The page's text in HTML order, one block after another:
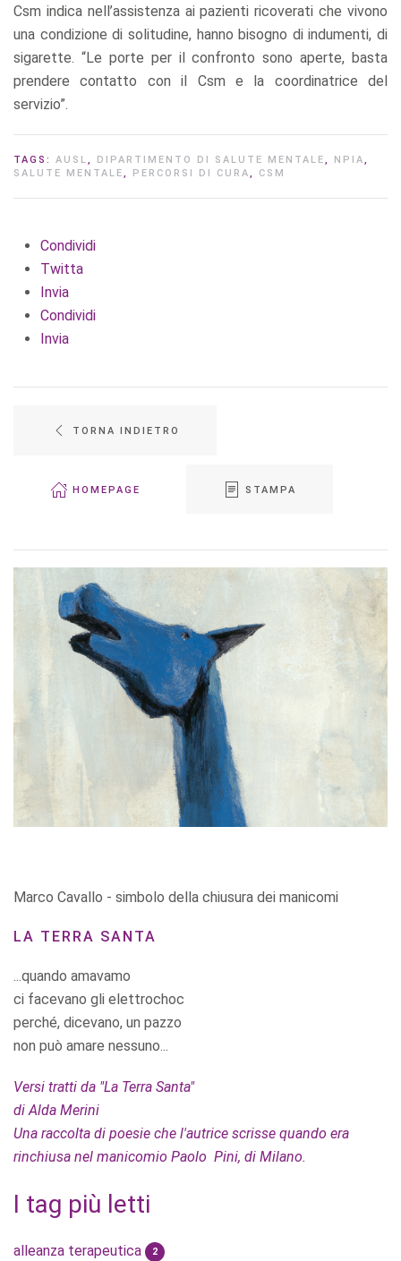
Csm indica nell’assistenza ai pazienti ricoverati che vivono
una condizione di solitudine, hanno bisogno di indumenti, di
sigarette. “Le porte per il confronto sono aperte, basta
prendere contatto con il Csm e la coordinatrice del
servizio”.
TAGS: AUSL, DIPARTIMENTO DI SALUTE MENTALE, NPIA,
SALUTE MENTALE, PERCORSI DI CURA, CSM
Condividi
Twitta
Invia
Condividi
Invia
TORNA INDIETRO
HOMEPAGE STAMPA
Marco Cavallo - simbolo della chiusura dei manicomi
LA TERRA SANTA
...quando amavamo
ci facevano gli elettrochoc
perché, dicevano, un pazzo
non può amare nessuno...
Versi tratti da "La Terra Santa"
di Alda Merini
Una raccolta di poesie che l'autrice scrisse quando era
rinchiusa nel manicomio Paolo Pini, di Milano.
I tag più letti
alleanza terapeutica 2